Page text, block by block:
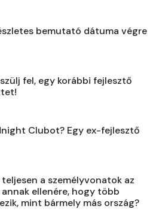
bemutató dátuma végre
fel, egy korábbi fejlesztő
Clubot? Egy ex-fejlesztő
a személyvonatok az
ellenére, hogy több
mint bármely más ország?